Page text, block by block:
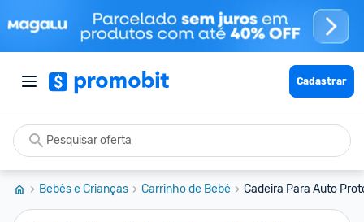
Cadastrar
Bebês e Crianças Carrinho de Bebê Cadeira Para Auto